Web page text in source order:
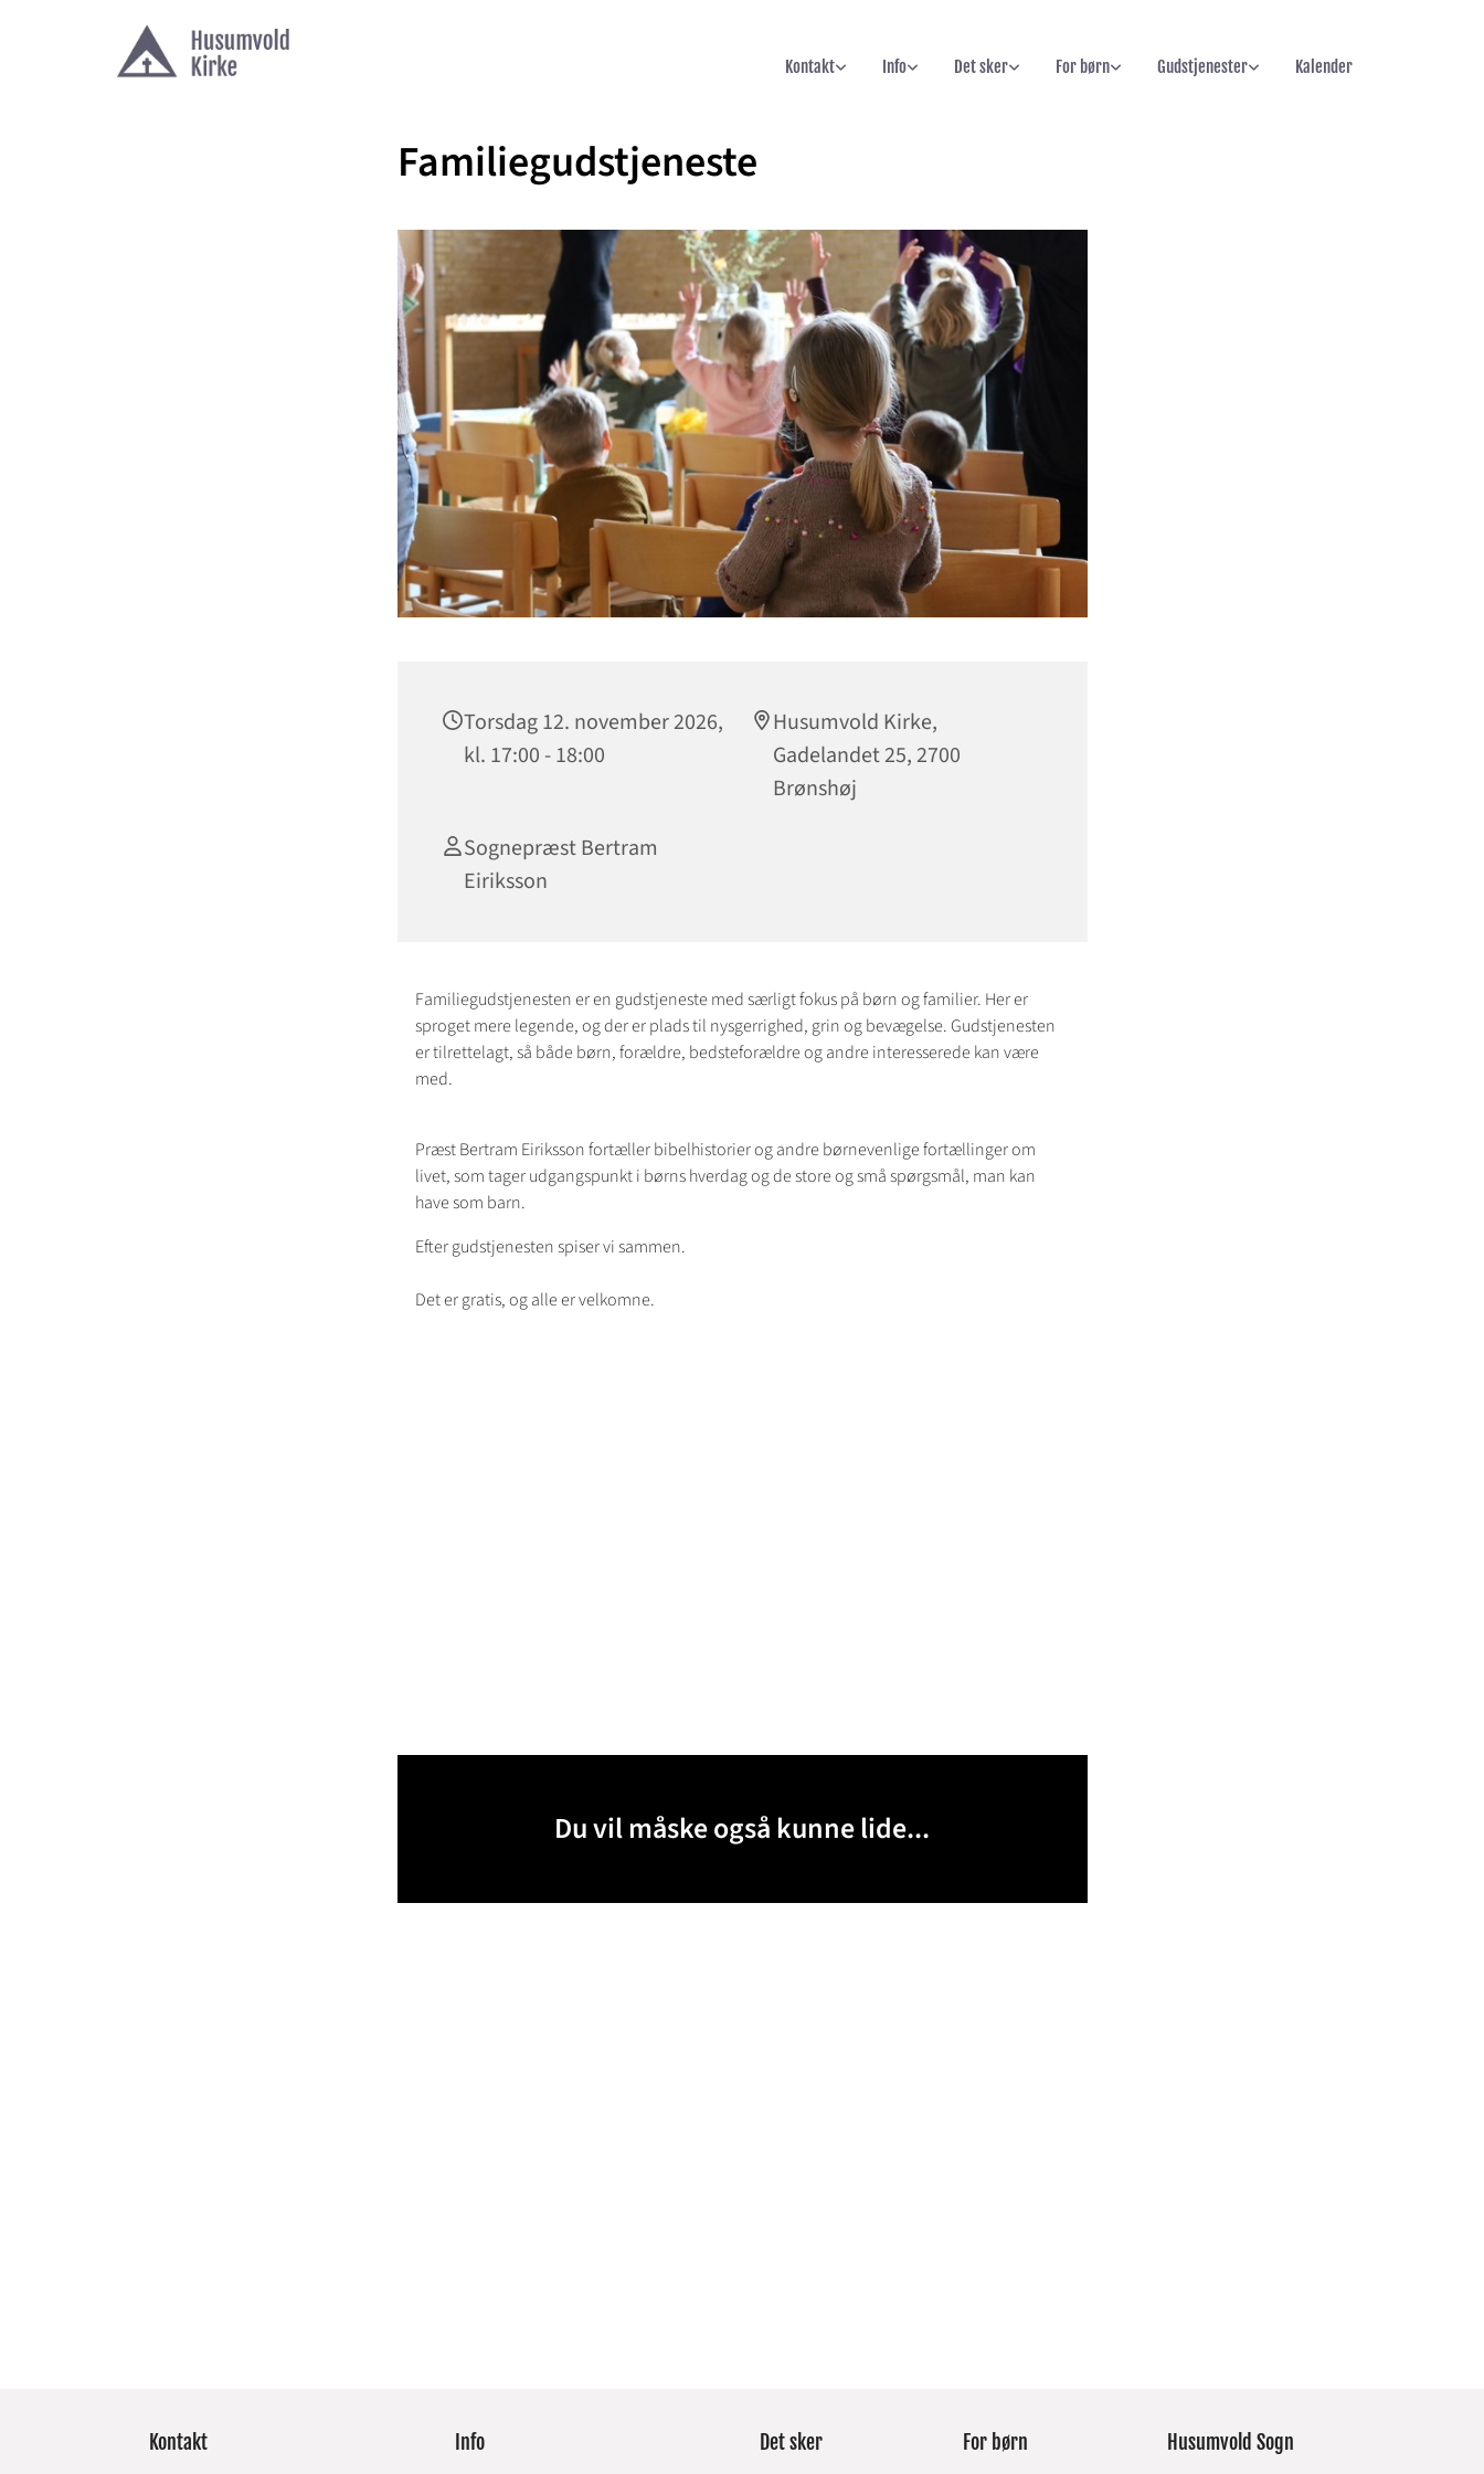
Kontakt Info Det sker For børn Gudstjenester Kalender
Familiegudstjeneste
Torsdag 12. november 2026,
kl. 17:00 - 18:00
Husumvold Kirke,
Gadelandet 25, 2700
Brønshøj
Sognepræst Bertram
Eiriksson
Familiegudstjenesten er en gudstjeneste med særligt fokus på børn og familier. Her er
sproget mere legende, og der er plads til nysgerrighed, grin og bevægelse. Gudstjenesten
er tilrettelagt, så både børn, forældre, bedsteforældre og andre interesserede kan være
med.
Præst Bertram Eiriksson fortæller bibelhistorier og andre børnevenlige fortællinger om
livet, som tager udgangspunkt i børns hverdag og de store og små spørgsmål, man kan
have som barn.
Efter gudstjenesten spiser vi sammen.
Det er gratis, og alle er velkomne.
Du vil måske også kunne lide...
Kontakt Info Det sker For børn Husumvold Sogn